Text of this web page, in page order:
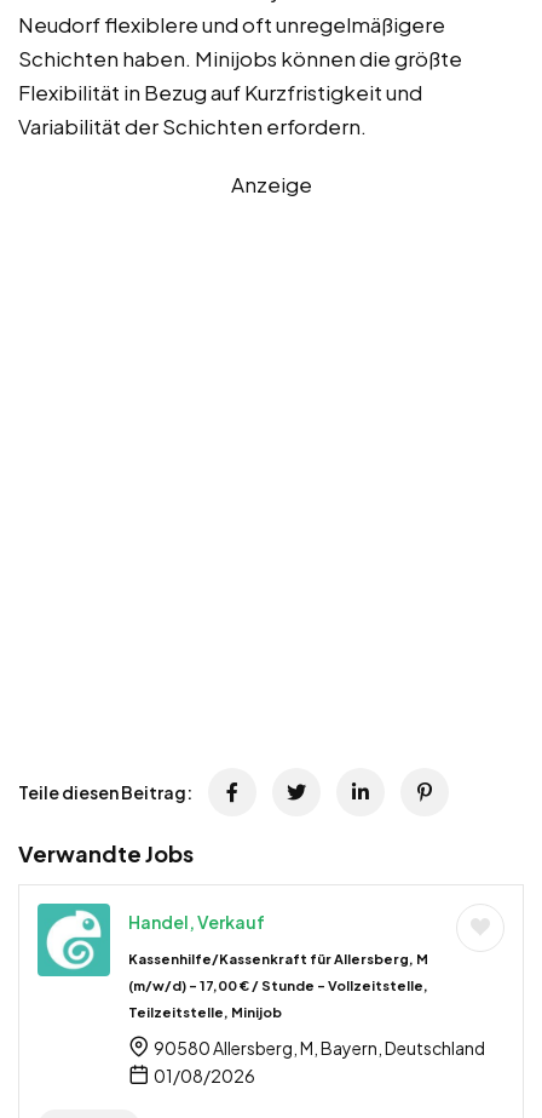
Neudorf flexiblere und oft unregelmäßigere
Schichten haben. Minijobs können die größte
Flexibilität in Bezug auf Kurzfristigkeit und
Variabilität der Schichten erfordern.
Anzeige
Teile diesen Beitrag:
Verwandte Jobs
Handel, Verkauf
Kassenhilfe/Kassenkraft für Allersberg, M
(m/w/d) – 17,00 € / Stunde – Vollzeitstelle,
Teilzeitstelle, Minijob
90580 Allersberg, M, Bayern, Deutschland
01/08/2026